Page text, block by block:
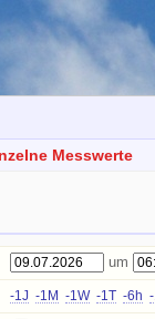
Messwerte
um
-1J -1M -1W -1T -6h